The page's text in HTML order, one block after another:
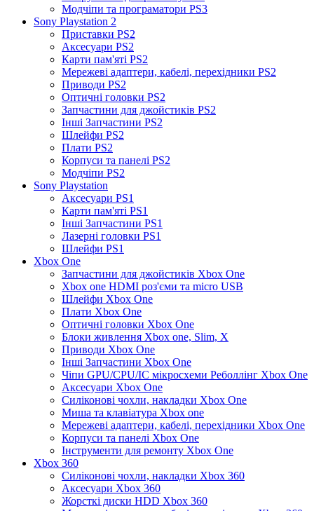
Модчіпи та програматори PS3
Sony Playstation 2
Приставки PS2
Аксесуари PS2
Карти пам'яті PS2
Мережеві адаптери, кабелі, перехідники PS2
Приводи PS2
Оптичні головки PS2
Запчастини для джойстиків PS2
Інші Запчастини PS2
Шлейфи PS2
Плати PS2
Корпуси та панелі PS2
Модчіпи PS2
Sony Playstation
Аксесуари PS1
Карти пам'яті PS1
Інші Запчастини PS1
Лазерні головки PS1
Шлейфи PS1
Xbox One
Запчастини для джойстиків Xbox One
Xbox one HDMI роз'єми та micro USB
Шлейфи Xbox One
Плати Xbox One
Оптичні головки Xbox One
Блоки живлення Xbox one, Slim, X
Приводи Xbox One
Інші Запчастини Xbox One
Чіпи GPU/CPU/IC мікросхеми Реболлінг Xbox One
Аксесуари Xbox One
Силіконові чохли, накладки Xbox One
Миша та клавіатура Xbox one
Мережеві адаптери, кабелі, перехідники Xbox One
Корпуси та панелі Xbox One
Інструменти для ремонту Xbox One
Xbox 360
Силіконові чохли, накладки Xbox 360
Аксесуари Xbox 360
Жорсткі диски HDD Xbox 360